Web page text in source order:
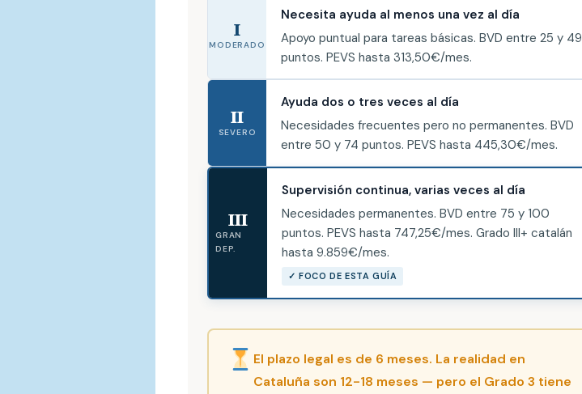
I
MODERADO
Necesita ayuda al menos una vez al día
Apoyo puntual para tareas básicas. BVD entre 25 y 49
puntos. PEVS hasta 313,50€/mes.
II
SEVERO
Ayuda dos o tres veces al día
Necesidades frecuentes pero no permanentes. BVD
entre 50 y 74 puntos. PEVS hasta 445,30€/mes.
III
GRAN
DEP.
Supervisión continua, varias veces al día
Necesidades permanentes. BVD entre 75 y 100
puntos. PEVS hasta 747,25€/mes. Grado III+ catalán
hasta 9.859€/mes.
✓ FOCO DE ESTA GUÍA
El plazo legal es de 6 meses. La realidad en
Cataluña son 12-18 meses — pero el Grado 3 tiene